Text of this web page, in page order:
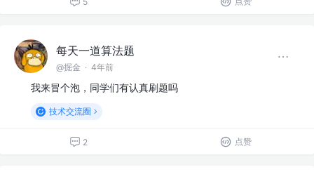
每天一道算法题
@掘金 · 4年前
我来冒个泡，同学们有认真刷题吗
技术交流圈
2 点赞